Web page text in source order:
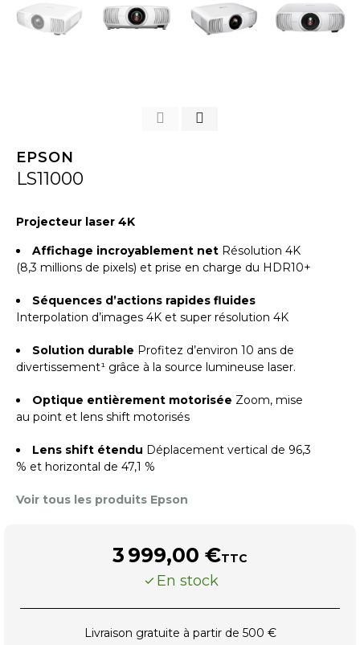
EPSON
LS11000
Projecteur laser 4K
Affichage incroyablement net Résolution 4K
(8,3 millions de pixels) et prise en charge du HDR10+
Séquences d’actions rapides fluides
Interpolation d’images 4K et super résolution 4K
Solution durable Profitez d’environ 10 ans de
divertissement¹ grâce à la source lumineuse laser.
Optique entièrement motorisée Zoom, mise
au point et lens shift motorisés
Lens shift étendu Déplacement vertical de 96,3
% et horizontal de 47,1 %
Voir tous les produits Epson
3 999,00 €TTC
En stock
Livraison gratuite à partir de 500 €